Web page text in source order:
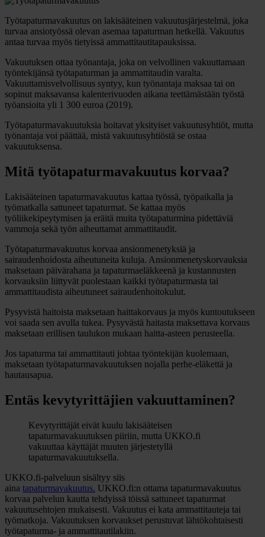
Työtapaturmavakuutus on lakisääteinen vakuutusjärjestelmä, joka
turvaa ansiotyössä olevan asemaa tapaturman hetkellä. Vakuutus
antaa turvaa myös tietyissä ammattitautitapauksissa.
Vakuutuksen ottaa työnantaja, joka on velvollinen vakuuttamaan
työntekijänsä työtapaturman ja ammattitaudin varalta.
Vakuuttamisvelvollisuus syntyy, kun työnantaja maksaa tai on
sopinut maksavansa kalenterivuoden aikana teettämästään työstä
työansioita yli 1 300 euroa (2019).
Työtapaturmavakuutuksia hoitavat yksityiset vakuutusyhtiöt, mutta
työnantaja voi päättää, mistä vakuutusyhtiöstä se ostaa
vakuutuksensa.
Mitä työtapaturmavakuutus korvaa?
Lakisääteinen tapaturmavakuutus kattaa työssä, työpaikalla ja
työmatkalla sattuneet tapaturmat. Se kattaa myös
työliikekipeytymisen ja eräitä muita työtapaturmina pidettäviä
vammoja sekä työn aiheuttamat ammattitaudit.
Työtapaturmavakuutus korvaa ansionmenetyksiä ja
sairaudenhoidosta aiheutuneita kuluja. Ansionmenetyskorvauksia
maksetaan päivärahana ja tapaturmaeläkkeenä ja kustannusten
korvauksiin liittyvät puolestaan kaikki työtapaturmasta tai
ammattitaudista aiheutuneet sairaudenhoitokulut.
Pysyvistä haitoista maksetaan haittakorvaus ja myös kuntoutukseen
voi saada sen avulla tukea. Pysyvästä haitasta maksettava korvaus
maksetaan erillisen taulukon mukaan haitta-asteen perusteella.
Jos tapaturma tai ammattitauti johtaa työntekijän kuolemaan,
maksetaan työtapaturmavakuutuksen nojalla perhe-eläkettä ja
hautausapua.
Entäs kevytyrittäjien vakuuttaminen?
Kevytyrittäjät eivät kuulu lakisääteisen
tapaturmavakuutuksen piiriin, mutta UKKO.fi
vakuuttaa käyttäjät muuten järjestetyllä
tapaturmavakuutuksella.
UKKO.fi-palveluun sisältyy siis
aina tapaturmavakuutus. UKKO.fi:n ottama tapaturmavakuutus
korvaa palvelun kautta tehdyissä töissä sattuneet tapaturmat
vakuutusehtojen mukaisesti. Vakuutus ei kata ammattitauteja tai
työmatkoja. Vakuutuksen korvaukset perustuvat lähtökohtaisesti
työtapaturma- ja ammattitautilakiin.